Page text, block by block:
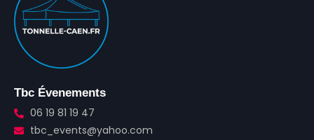
Tbc Évenements
06 19 81 19 47
tbc_events@yahoo.com